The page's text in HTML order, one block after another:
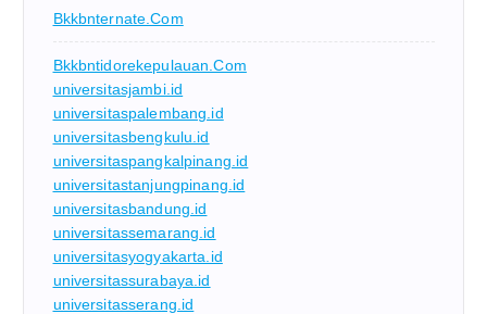
Bkkbnternate.com
Bkkbntidorekepulauan.com
universitasjambi.id
universitaspalembang.id
universitasbengkulu.id
universitaspangkalpinang.id
universitastanjungpinang.id
universitasbandung.id
universitassemarang.id
universitasyogyakarta.id
universitassurabaya.id
universitasserang.id